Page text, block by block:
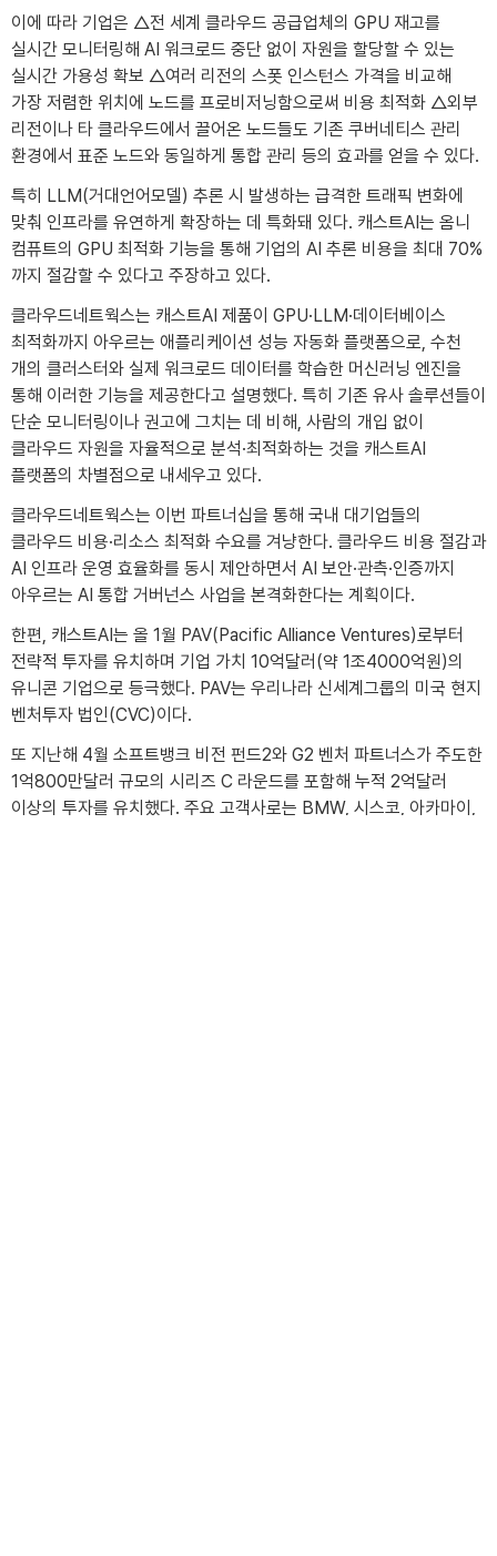
이에 따라 기업은 △전 세계 클라우드 공급업체의 GPU 재고를
실시간 모니터링해 AI 워크로드 중단 없이 자원을 할당할 수 있는
실시간 가용성 확보 △여러 리전의 스폿 인스턴스 가격을 비교해
가장 저렴한 위치에 노드를 프로비저닝함으로써 비용 최적화 △외부
리전이나 타 클라우드에서 끌어온 노드들도 기존 쿠버네티스 관리
환경에서 표준 노드와 동일하게 통합 관리 등의 효과를 얻을 수 있다.
특히 LLM(거대언어모델) 추론 시 발생하는 급격한 트래픽 변화에
맞춰 인프라를 유연하게 확장하는 데 특화돼 있다. 캐스트AI는 옴니
컴퓨트의 GPU 최적화 기능을 통해 기업의 AI 추론 비용을 최대 70%
까지 절감할 수 있다고 주장하고 있다.
클라우드네트웍스는 캐스트AI 제품이 GPU·LLM·데이터베이스
최적화까지 아우르는 애플리케이션 성능 자동화 플랫폼으로, 수천
개의 클러스터와 실제 워크로드 데이터를 학습한 머신러닝 엔진을
통해 이러한 기능을 제공한다고 설명했다. 특히 기존 유사 솔루션들이
단순 모니터링이나 권고에 그치는 데 비해, 사람의 개입 없이
클라우드 자원을 자율적으로 분석·최적화하는 것을 캐스트AI
플랫폼의 차별점으로 내세우고 있다.
클라우드네트웍스는 이번 파트너십을 통해 국내 대기업들의
클라우드 비용·리소스 최적화 수요를 겨냥한다. 클라우드 비용 절감과
AI 인프라 운영 효율화를 동시 제안하면서 AI 보안·관측·인증까지
아우르는 AI 통합 거버넌스 사업을 본격화한다는 계획이다.
한편, 캐스트AI는 올 1월 PAV(Pacific Alliance Ventures)로부터
전략적 투자를 유치하며 기업 가치 10억달러(약 1조4000억원)의
유니콘 기업으로 등극했다. PAV는 우리나라 신세계그룹의 미국 현지
벤처투자 법인(CVC)이다.
또 지난해 4월 소프트뱅크 비전 펀드2와 G2 벤처 파트너스가 주도한
1억800만달러 규모의 시리즈 C 라운드를 포함해 누적 2억달러
이상의 투자를 유치했다. 주요 고객사로는 BMW, 시스코, 아카마이,
CONTACT